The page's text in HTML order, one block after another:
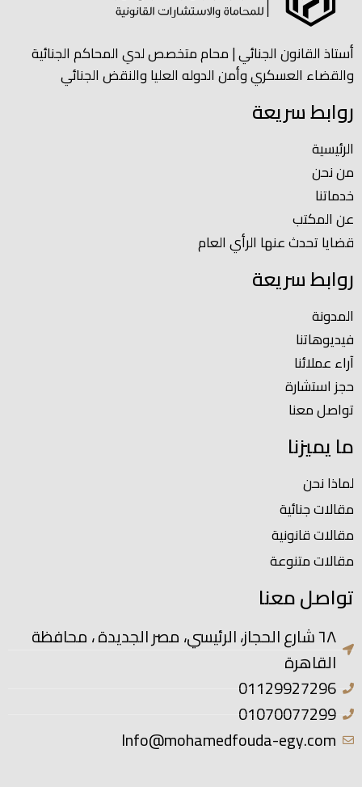
أستاذ القانون الجنائي | محام متخصص لدي المحاكم الجنائية
والقضاء العسكري وأمن الدوله العليا والنقض الجنائي
روابط سريعة
الرئيسية
من نحن
خدماتنا
عن المكتب
قضايا تحدث عنها الرأي العام
روابط سريعة
المدونة
فيديوهاتنا
آراء عملائنا
حجز استشارة
تواصل معنا
ما يميزنا
لماذا نحن
مقالات جنائية
مقالات قانونية
مقالات متنوعة
تواصل معنا
٦٨ شارع الحجاز، الرئيسي، مصر الجديدة ، محافظة
القاهرة
01129927296
01070077299
Info@mohamedfouda-egy.com